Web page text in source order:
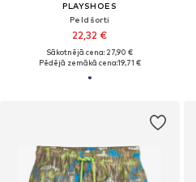
PLAYSHOES
Peldšorti
22,32 €
Sākotnējā cena: 27,90 €
Pēdējā zemākā cena:19,71 €